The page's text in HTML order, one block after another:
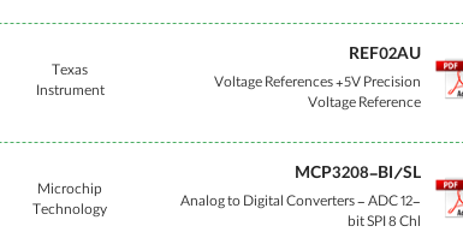
REF02AU
Voltage References +5V Precision
Voltage Reference
Texas
Instrument
MCP3208-BI/SL
Analog to Digital Converters - ADC 12-
bit SPI 8 Chl
Microchip
Technology